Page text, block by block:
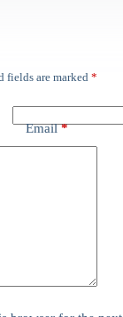
fields are marked *
Email*